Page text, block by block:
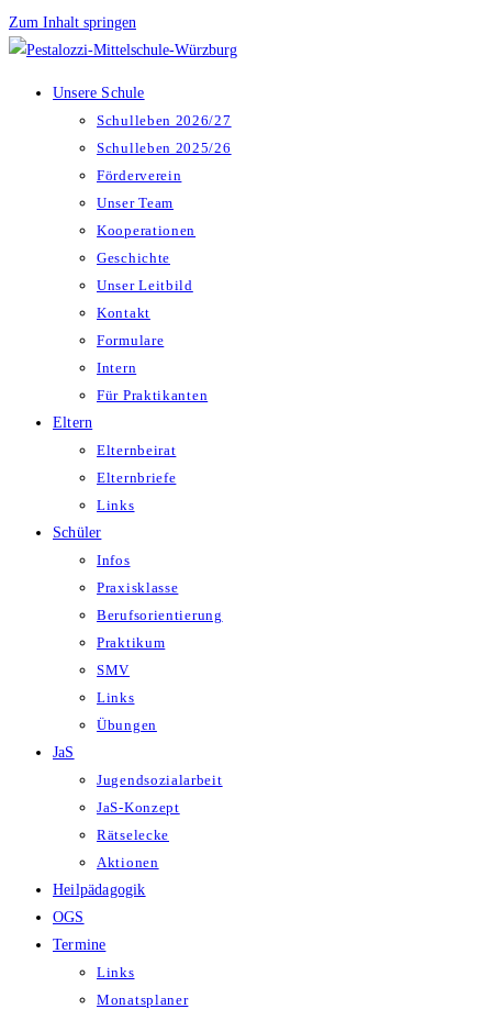
Zum Inhalt springen
Unsere Schule
Schulleben 2026/27
Schulleben 2025/26
Förderverein
Unser Team
Kooperationen
Geschichte
Unser Leitbild
Kontakt
Formulare
Intern
Für Praktikanten
Eltern
Elternbeirat
Elternbriefe
Links
Schüler
Infos
Praxisklasse
Berufsorientierung
Praktikum
SMV
Links
Übungen
JaS
Jugendsozialarbeit
JaS-Konzept
Rätselecke
Aktionen
Heilpädagogik
OGS
Termine
Links
Monatsplaner